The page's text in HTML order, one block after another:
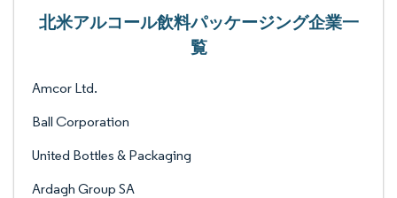
北米アルコール飲料パッケージング企業一
覧
Amcor Ltd.
Ball Corporation
United Bottles & Packaging
Ardagh Group SA